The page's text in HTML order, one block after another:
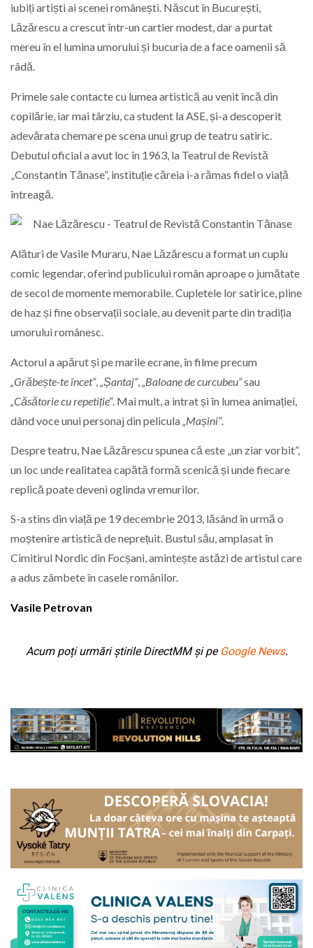
iubiți artiști ai scenei românești. Născut în București,
Lăzărescu a crescut într-un cartier modest, dar a purtat
mereu în el lumina umorului și bucuria de a face oamenii să
râdă.
Primele sale contacte cu lumea artistică au venit încă din
copilărie, iar mai târziu, ca student la ASE, și-a descoperit
adevărata chemare pe scena unui grup de teatru satiric.
Debutul oficial a avut loc în 1963, la Teatrul de Revistă
„Constantin Tănase”, instituție căreia i-a rămas fidel o viață
întreagă.
Alături de Vasile Muraru, Nae Lăzărescu a format un cuplu
comic legendar, oferind publicului român aproape o jumătate
de secol de momente memorabile. Cupletele lor satirice, pline
de haz și fine observații sociale, au devenit parte din tradiția
umorului românesc.
Actorul a apărut și pe marile ecrane, în filme precum
„Grăbește-te încet”, „Șantaj”, „Baloane de curcubeu”sau
„Căsătorie cu repetiție”. Mai mult, a intrat și în lumea animației,
dând voce unui personaj din pelicula „Mașini”.
Despre teatru, Nae Lăzărescu spunea că este „un ziar vorbit”,
un loc unde realitatea capătă formă scenică și unde fiecare
replică poate deveni oglinda vremurilor.
S-a stins din viață pe 19 decembrie 2013, lăsând în urmă o
moștenire artistică de neprețuit. Bustul său, amplasat în
Cimitirul Nordic din Focșani, amintește astăzi de artistul care
a adus zâmbete în casele românilor.
Vasile Petrovan
Acum poți urmări știrile DirectMM și pe Google News.